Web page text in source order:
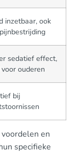
inzetbaar, ook
sedatief effect,
ouderen
bij
en
specifieke